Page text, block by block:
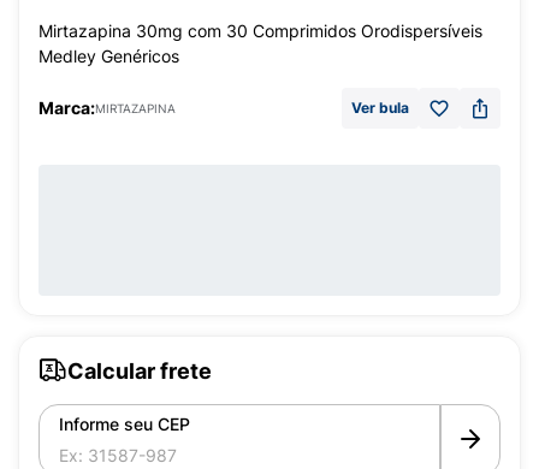
Mirtazapina 30mg com 30 Comprimidos Orodispersíveis
Medley Genéricos
Marca:MIRTAZAPINA Ver bula
Calcular frete
Informe seu CEP